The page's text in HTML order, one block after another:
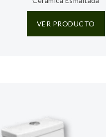
VER PRODUCTO